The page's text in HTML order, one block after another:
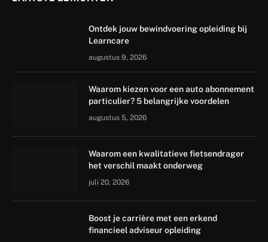
Ontdek jouw bewindvoering opleiding bij
Learncare
augustus 9, 2026
Waarom kiezen voor een auto abonnement
particulier? 5 belangrijke voordelen
augustus 5, 2026
Waarom een kwalitatieve fietsendrager
het verschil maakt onderweg
juli 20, 2026
Boost je carrière met een erkend
financieel adviseur opleiding